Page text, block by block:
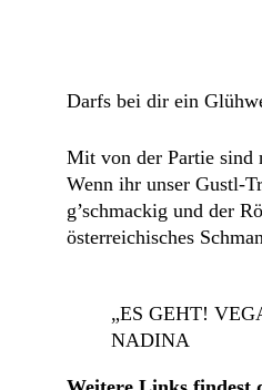
Darfs bei dir ein
Mit von der Partie sind
Wenn ihr unser Gustl-
g’schmackig und der
österreichisches
„ES GEHT!
NADINA